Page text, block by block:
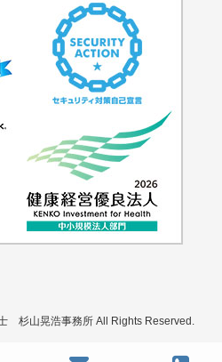
杉山晃浩事務所 All Rights Reserved.